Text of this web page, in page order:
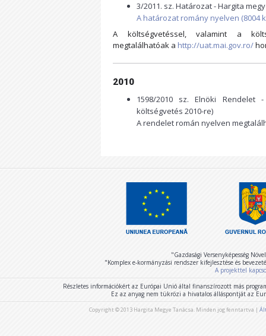
3/2011. sz. Határozat - Hargita
A határozat romány nyelven (8004
A költségvetéssel, valamint a
megtalálhatóak a http://uat.mai.gov.ro/
2010
1598/2010 sz. Elnöki Rendelet
költségvetés 2010-re)
A rendelet román nyelven
"Gazdasági Versenyképesség
"Komplex e-kormányzási rendszer kifejlesztése és
A projekttel
Részletes információkért az Európai Unió által finanszírozott más
Ez az anyag nem tükrözi a hivatalos álláspontját az
Copyright © 2013 Hargita Megye Tanácsa. Minden jog fenntartva |